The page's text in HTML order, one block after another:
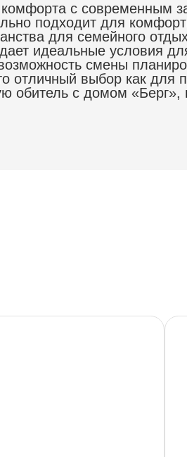
с современным
подходит для
для семейного
идеальные условия
смены
выбор как для
обитель с домом «Берг»,